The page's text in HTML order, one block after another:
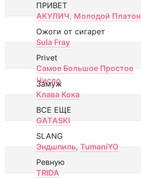
ПРИВЕТ
АКУЛИЧ, Молодой Платон
Ожоги от сигарет
Sula Fray
Privet
Самое Большое Простое
Число
Замуж
Клава Кока
ВСЕ ЕЩЕ
GATASKI
SLANG
Эндшпиль, TumaniYO
Ревную
TRIDA